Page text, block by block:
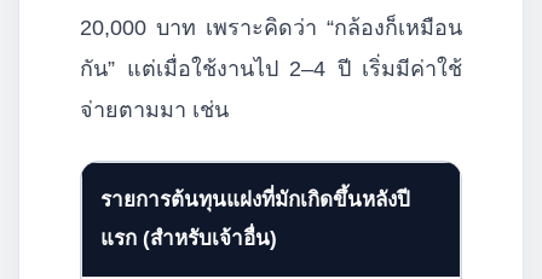
20,000 บาท เพราะคิดว่า “กล้องก็เหมือน
กัน” แต่เมื่อใช้งานไป 2–4 ปี เริ่มมีค่าใช้
จ่ายตามมา เช่น
รายการต้นทุนแฝงที่มักเกิดขึ้นหลังปี
แรก (สำหรับเจ้าอื่น)